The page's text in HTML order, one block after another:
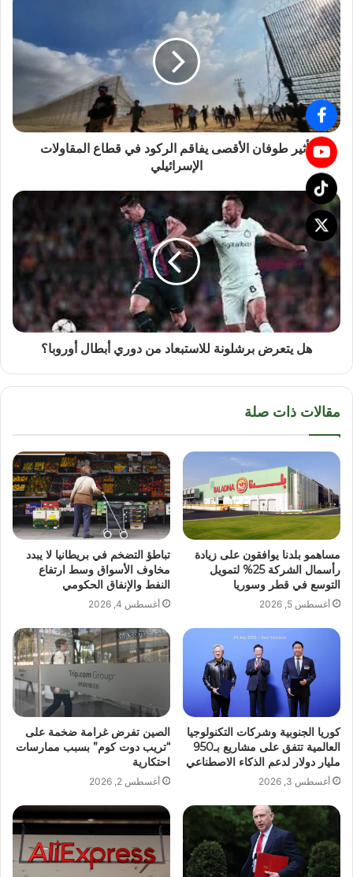
تأثير طوفان الأقصى يفاقم الركود في قطاع المقاولات
الإسرائيلي
هل يتعرض برشلونة للاستبعاد من دوري أبطال أوروبا؟
مقالات ذات صلة
مساهمو بلدنا يوافقون على زيادة
رأسمال الشركة 25% لتمويل
التوسع في قطر وسوريا
أغسطس 5, 2026
تباطؤ التضخم في بريطانيا لا يبدد
مخاوف الأسواق وسط ارتفاع
النفط والإنفاق الحكومي
أغسطس 4, 2026
كوريا الجنوبية وشركات التكنولوجيا
العالمية تتفق على مشاريع بـ950
مليار دولار لدعم الذكاء الاصطناعي
أغسطس 3, 2026
الصين تفرض غرامة ضخمة على
“تريب دوت كوم” بسبب ممارسات
احتكارية
أغسطس 2, 2026